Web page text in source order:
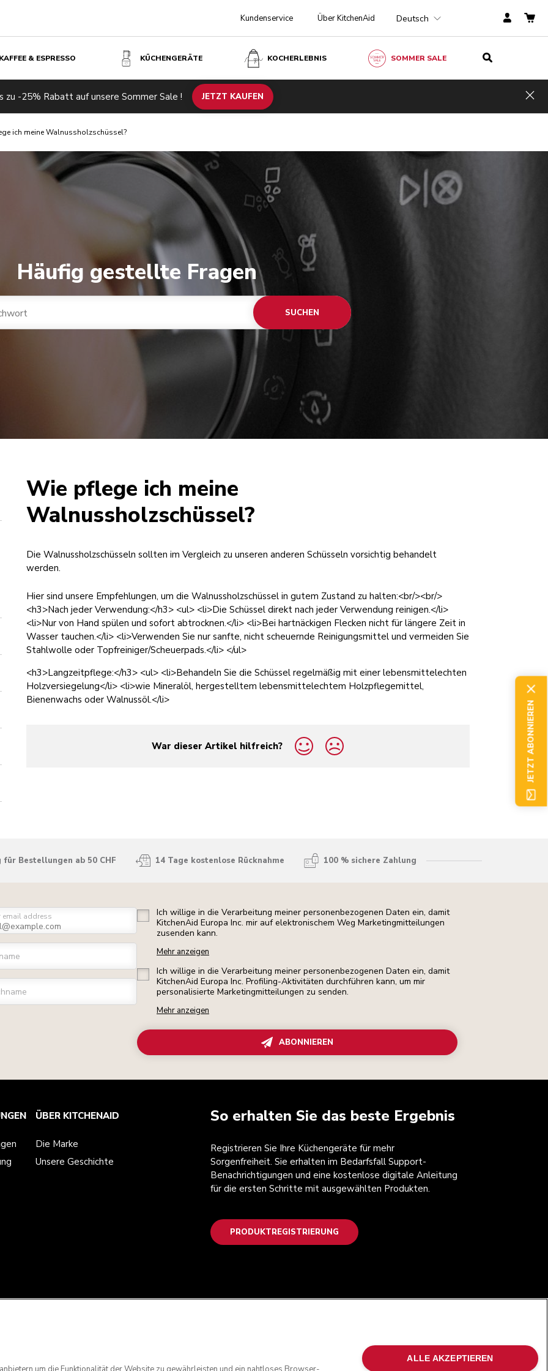
Kundenservice Über KitchenAid Deutsch
KAFFEE & ESPRESSO KÜCHENGERÄTE KOCHERLEBNIS SOMMER SALE
zu -25% Rabatt auf unsere Sommer Sale ! JETZT KAUFEN
ich meine Walnussholzschüssel?
Häufig gestellte Fragen
SUCHEN
Wie pflege ich meine
Walnussholzschüssel?
Die Walnussholzschüsseln sollten im Vergleich zu unseren anderen Schüsseln vorsichtig behandelt
werden.
Hier sind unsere Empfehlungen, um die Walnussholzschüssel in gutem Zustand zu halten:<br/><br/>
<h3>Nach jeder Verwendung:</h3> <ul> <li>Die Schüssel direkt nach jeder Verwendung reinigen.</li>
<li>Nur von Hand spülen und sofort abtrocknen.</li> <li>Bei hartnäckigen Flecken nicht für längere Zeit in
Wasser tauchen.</li> <li>Verwenden Sie nur sanfte, nicht scheuernde Reinigungsmittel und vermeiden Sie
Stahlwolle oder Topfreiniger/Scheuerpads.</li> </ul>
<h3>Langzeitpflege:</h3> <ul> <li>Behandeln Sie die Schüssel regelmäßig mit einer lebensmittelechten
Holzversiegelung</li> <li>wie Mineralöl, hergestelltem lebensmittelechtem Holzpflegemittel,
Bienenwachs oder Walnussöl.</li>
War dieser Artikel hilfreich?
yes
no
Bestellungen ab 50 CHF 14 Tage kostenlose Rücknahme 100 % sichere Zahlung
email address
Ich willige in die Verarbeitung meiner personenbezogenen Daten ein, damit
KitchenAid Europa Inc. mir auf elektronischem Weg Marketingmitteilungen
zusenden kann.
Mehr anzeigen
Ich willige in die Verarbeitung meiner personenbezogenen Daten ein, damit
KitchenAid Europa Inc. Profiling-Aktivitäten durchführen kann, um mir
personalisierte Marketingmitteilungen zu senden.
Mehr anzeigen
ABONNIEREN
So erhalten Sie das beste Ergebnis
Registrieren Sie Ihre Küchengeräte für mehr
Sorgenfreiheit. Sie erhalten im Bedarfsfall Support-
Benachrichtigungen und eine kostenlose digitale Anleitung
für die ersten Schritte mit ausgewählten Produkten.
PRODUKTREGISTRIERUNG
ÜBER KITCHENAID
Die Marke
Unsere Geschichte
JETZT ABONNIEREN
ALLE AKZEPTIEREN